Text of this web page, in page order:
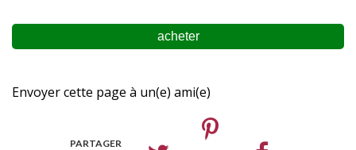
Envoyer cette page à un(e) ami(e)
PARTAGER